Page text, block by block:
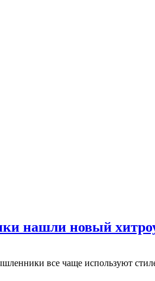
нашли новый
все чаще используют